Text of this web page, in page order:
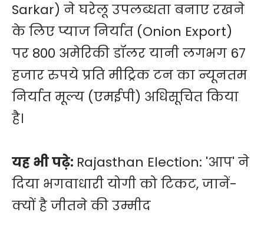
Sarkar) ने घरेलू उपलब्धता बनाए रखने
के लिए प्याज निर्यात (Onion Export)
पर 800 अमेरिकी डॉलर यानी लगभग 67
हजार रुपये प्रति मीट्रिक टन का न्यूनतम
निर्यात मूल्य (एमईपी) अधिसूचित किया
है।
यह भी पढ़े: Rajasthan Election: 'आप' ने
दिया भगवाधारी योगी को टिकट, जानें-
क्यों है जीतने की उम्मीद